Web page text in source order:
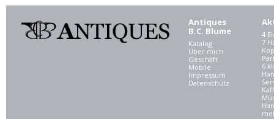
Antiques
B.C. Blume
Katalog
Über mich
Geschäft
Mobile
Impressum
Datenschutz
4
7
6